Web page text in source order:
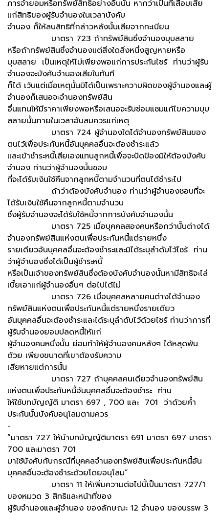
ภารจำยอมหรือทรัพย์สิทธิอย่างอื่นนั้น หากว่าเป็นที่เสื่อมเสีย
แก่สิทธิของผู้รับจำนองในเวลาบังคับ
จำนอง ก็ให้ลบสิทธิที่กล่าวหลังนั้นเสียจากทะเบียน
มาตรา 723 ถ้าทรัพย์สินซึ่งจำนองบุบสลาย
หรือถ้าทรัพย์สินซึ่งจำนองแต่สิ่งใดสิ่งหนึ่งสูญหายหรือ
บุบสลาย เป็นเหตุให้ไม่เพียงพอแก่การประกันไซร้ ท่านว่าผู้รับ
จำนองจะบังคับจำนองเสียในทันที
ก็ได้ เว้นแต่เมื่อเหตุนั้นมิได้เป็นเพราะความผิดของผู้จำนองและผู้
จำนองก็เสนอจะจำนองทรัพย์สิน
อื่นแทนให้มีราคาเพียงพอหรือเสนอจะรับซ่อมแซมแก้ไขความบุบ
สลายนั้นภายในเวลาอันสมควรแก่เหตุ
มาตรา 724 ผู้จำนองใดได้จำนองทรัพย์สินของ
ตนไว้เพื่อประกันหนี้อันบุคคลอื่นจะต้องชำระแล้ว
และเข้าชำระหนี้เสียเองแทนลูกหนี้เพื่อจะปัดป้องมิให้ต้องบังคับ
จำนอง ท่านว่าผู้จำนองนั้นชอบ
ที่จะได้รับเงินใช้คืนจากลูกหนี้ตามจำนวนที่ตนได้ชำระไป
ถ้าว่าต้องบังคับจำนอง ท่านว่าผู้จำนองชอบที่จะ
ได้รับเงินใช้คืนจากลูกหนี้ตามจำนวน
ซึ่งผู้รับจำนองจะได้รับใช้หนี้จากการบังคับจำนองนั้น
มาตรา 725 เมื่อบุคคลสองคนหรือกว่านั้นต่างได้
จำนองทรัพย์สินแห่งตนเพื่อประกันหนี้แต่รายหนึ่ง
รายเดียวอันบุคคลอื่นจะต้องชำระและมิได้ระบุลำดับไว้ไซร้ ท่าน
ว่าผู้จำนองซึ่งได้เป็นผู้ชำระหนี้
หรือเป็นเจ้าของทรัพย์สินซึ่งต้องบังคับจำนองนั้นหามีสิทธิจะไล่
เบี้ยเอาแก่ผู้จำนองอื่นๆ ต่อไปได้ไม่
มาตรา 726 เมื่อบุคคลหลายคนต่างได้จำนอง
ทรัพย์สินแห่งตนเพื่อประกันหนี้แต่รายหนึ่งรายเดียว
อันบุคคลอื่นจะต้องชำระและได้ระบุลำดับไว้ด้วยไซร้ ท่านว่าการที่
ผู้รับจำนองยอมปลดหนี้ให้แก่
ผู้จำนองคนหนึ่งนั้น ย่อมทำให้ผู้จำนองคนหลังๆ ได้หลุดพ้น
ด้วย เพียงขนาดที่เขาต้องรับความ
เสียหายแต่การนั้น
มาตรา 727 ถ้าบุคคลคนเดียวจำนองทรัพย์สิน
แห่งตนเพื่อประกันหนี้อันบุคคลอื่นจะต้องชำระ ท่าน
ให้ใช้บทบัญญัติ มาตรา 697 , 700 และ 701 ว่าด้วยค้ำ
ประกันนั้นบังคับอนุโลมตามควร
-
“มาตรา 727 ให้นำบทบัญญัติมาตรา 691 มาตรา 697 มาตรา
700 และมาตรา 701
มาใช้บังคับกับกรณีที่บุคคลจำนองทรัพย์สินเพื่อประกันหนี้อัน
บุคคลอื่นจะต้องชำระด้วยโดยอนุโลม”
มาตรา 11 ให้เพิ่มความต่อไปนี้เป็นมาตรา 727/1
ของหมวด 3 สิทธิและหน้าที่ของ
ผู้รับจำนองและผู้จำนอง ของลักษณะ 12 จำนอง ของบรรพ 3